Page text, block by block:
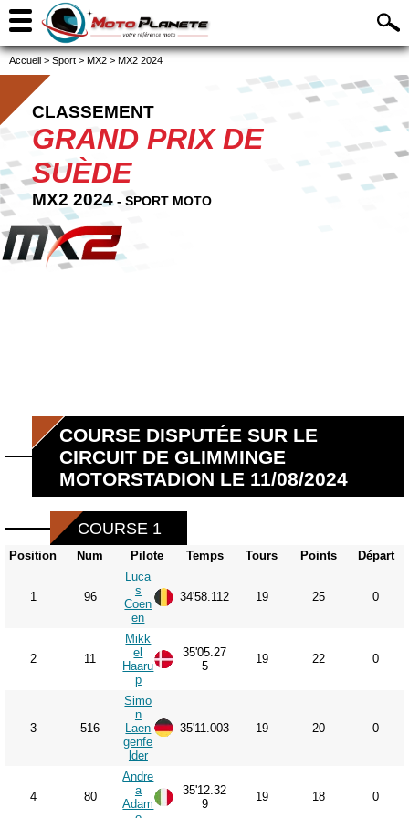
Accueil > Sport > MX2 > MX2 2024
CLASSEMENT
GRAND PRIX DE
SUÈDE
MX2 2024- SPORT MOTO
COURSE DISPUTÉE SUR LE
CIRCUIT DE GLIMMINGE
MOTORSTADION LE 11/08/2024
COURSE 1
Position Num Pilote Temps Tours Points Départ
1 96
Luca
s
Coen
en
34'58.112 19 25 0
2 11
Mikk
el
Haaru
p
35'05.27
5
19 22 0
3 516
Simo
n
Laen
genfe
lder
35'11.003 19 20 0
4 80
Andre
a
Adam
35'12.32
9
19 18 0